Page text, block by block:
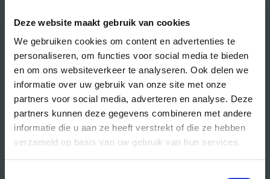
Deze website maakt gebruik van cookies
We gebruiken cookies om content en advertenties te
personaliseren, om functies voor social media te bieden
en om ons websiteverkeer te analyseren. Ook delen we
informatie over uw gebruik van onze site met onze
partners voor social media, adverteren en analyse. Deze
partners kunnen deze gegevens combineren met andere
informatie die u aan ze heeft verstrekt of die ze hebben
verzameld op basis van uw gebruik van hun services.
Volg CREA ook
direct naar
agenda